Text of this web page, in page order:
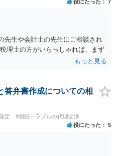
役にたった 7
先生や会計士の先生にご相談され
理士の方がいらっしゃれば、まず
答弁書作成についての相
定 #相続トラブルの代理交渉
役にたった 5